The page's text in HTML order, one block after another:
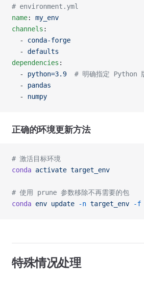
# environment.yml
name: my_env
channels :
  -
conda-forge
  -
defaults
dependencies :
  -
python=3.9
# 明确指定 Python
  -
pandas
  -
numpy
正确的环境更新方法
# 激活目标环境
conda activate target_env
# 使用 prune 参数移除不再需要的包
conda env update -n target_env -f
特殊情况处理